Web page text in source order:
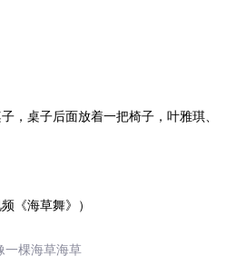
，桌子后面放着一把椅子，叶雅琪、
《海草舞》）
一棵海草海草